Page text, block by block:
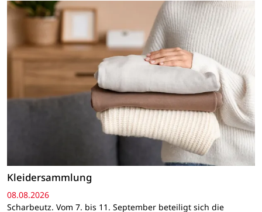
Kleidersammlung
08.08.2026
Scharbeutz. Vom 7. bis 11. September beteiligt sich die